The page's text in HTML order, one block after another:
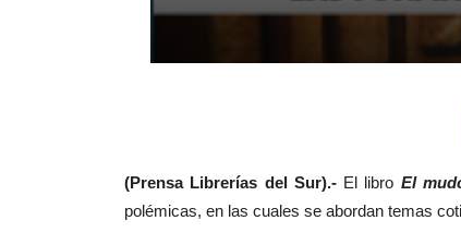
(Prensa Librerías del Sur).- El libro El
polémicas, en las cuales se abordan temas